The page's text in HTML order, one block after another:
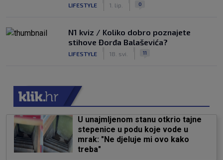
LIFESTYLE 1. lip. 0
N1 kviz / Koliko dobro poznajete
stihove Đorđa Balaševića?
LIFESTYLE 18. svi. 11
U unajmljenom stanu otkrio tajne
stepenice u podu koje vode u
mrak: "Ne djeluje mi ovo kako
treba"